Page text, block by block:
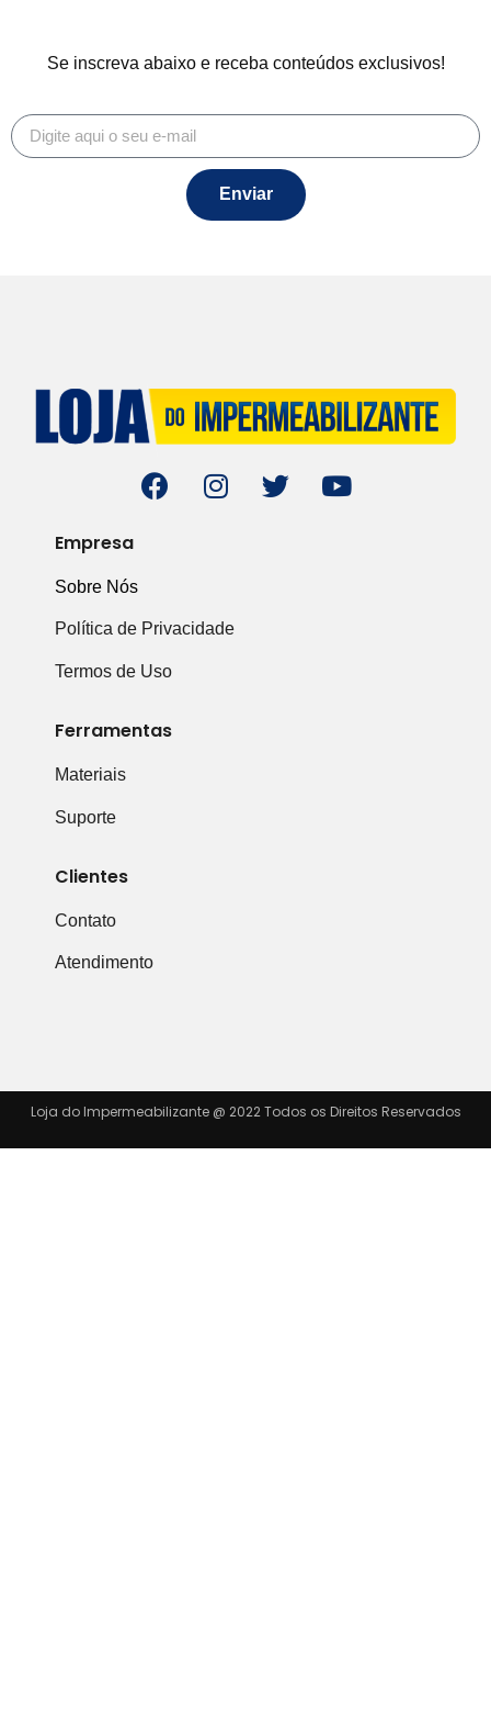
Se inscreva abaixo e receba conteúdos exclusivos!
Enviar
Empresa
Sobre Nós
Política de Privacidade
Termos de Uso
Ferramentas
Materiais
Suporte
Clientes
Contato
Atendimento
Loja do Impermeabilizante @ 2022 Todos os Direitos Reservados